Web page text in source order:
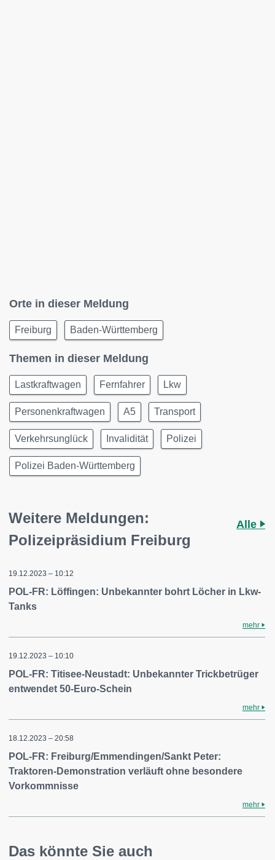
Orte in dieser Meldung
Freiburg Baden-Württemberg
Themen in dieser Meldung
Lastkraftwagen Fernfahrer Lkw
Personenkraftwagen A5 Transport
Verkehrsunglück Invalidität Polizei
Polizei Baden-Württemberg
Weitere Meldungen:
Polizeipräsidium Freiburg
Alle
19.12.2023 – 10:12
POL-FR: Löffingen: Unbekannter bohrt Löcher in Lkw-
Tanks
mehr
19.12.2023 – 10:10
POL-FR: Titisee-Neustadt: Unbekannter Trickbetrüger
entwendet 50-Euro-Schein
mehr
18.12.2023 – 20:58
POL-FR: Freiburg/Emmendingen/Sankt Peter:
Traktoren-Demonstration verläuft ohne besondere
Vorkommnisse
mehr
Das könnte Sie auch